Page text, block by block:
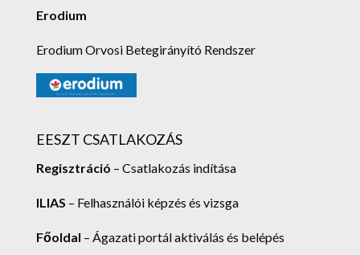
Erodium
Erodium Orvosi Betegirányító Rendszer
EESZT CSATLAKOZÁS
Regisztráció – Csatlakozás indítása
ILIAS – Felhasználói képzés és vizsga
Főoldal – Ágazati portál aktiválás és belépés